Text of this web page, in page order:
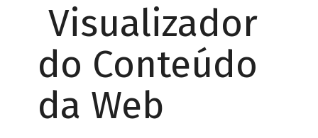
Visualizador
do Conteúdo
da Web